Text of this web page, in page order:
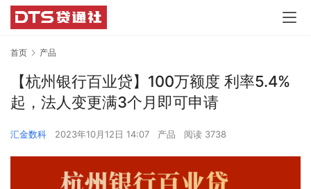
首页 产品
【杭州银行百业贷】100万额度 利率5.4%
起，法人变更满3个月即可申请
汇金数科 2023年10月12日 14:07 产品 阅读 3738